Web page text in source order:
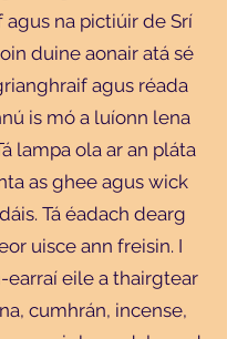
na pictiúir de Srí
duine aonair atá sé
agus réada
is mó a luíonn lena
lampa ola ar an pláta
as ghee agus wick
Tá éadach dearg
uisce ann freisin. I
earraí eile a thairgtear
cumhrán, incense,